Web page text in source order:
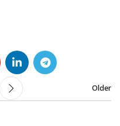
Older